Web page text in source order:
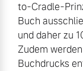
to-Cradle-
Buch
und daher zu
Zudem
Buchdrucks